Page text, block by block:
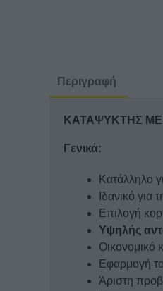
Περιγραφή
ΚΑΤΑΨΥΚΤΗΣ ΜΕ
Γενικά:
Κατάλληλο
Ιδανικό
Επιλογή
Υψηλής
Οικονομικό
Εφαρμογή
Άριστη